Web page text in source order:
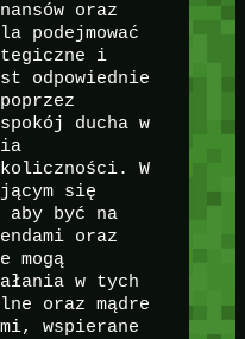
oraz
podejmować
i
odpowiednie
ducha w
W
się
być na
oraz
mogą
w tych
oraz mądre
wspierane